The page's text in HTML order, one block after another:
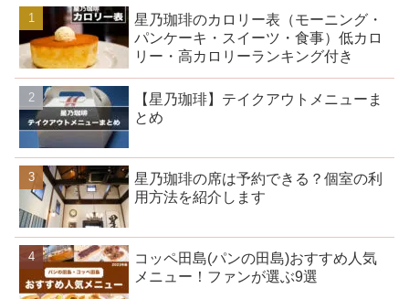
星乃珈琲のカロリー表（モーニング・
パンケーキ・スイーツ・食事）低カロ
リー・高カロリーランキング付き
【星乃珈琲】テイクアウトメニューま
とめ
星乃珈琲の席は予約できる？個室の利
用方法を紹介します
コッペ田島(パンの田島)おすすめ人気
メニュー！ファンが選ぶ9選